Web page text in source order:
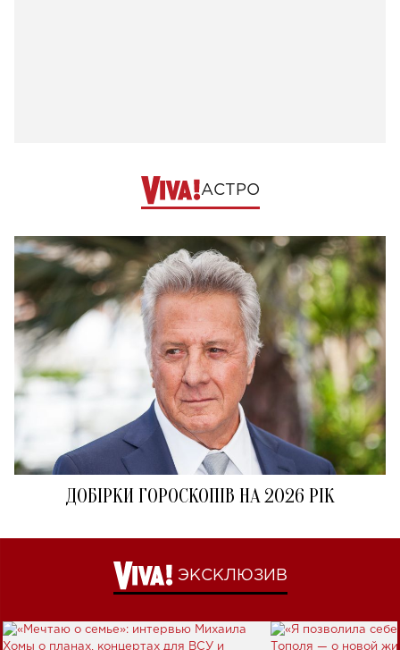
АСТРО
ДОБІРКИ ГОРОСКОПІВ НА 2026 РІК
ЭКСКЛЮЗИВ